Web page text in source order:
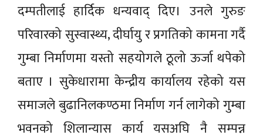
दम्पतीलाई हार्दिक धन्यवाद् दिए। उनले गुरुङ
परिवारको सुस्वास्थ्य, दीर्घायु र प्रगतिको कामना गर्दै
गुम्बा निर्माणमा यस्तो सहयोगले ठूलो ऊर्जा थपेको
बताए । सुकेधारामा केन्द्रीय कार्यालय रहेको यस
समाजले बुढानिलकण्ठमा निर्माण गर्न लागेको गुम्बा
भवनको शिलान्यास कार्य यसअघि नै सम्पन्न